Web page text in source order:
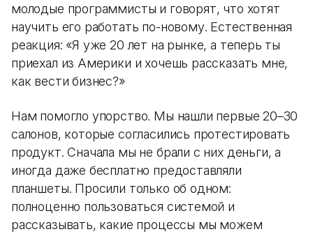
молодые программисты и говорят, что хотят
научить его работать по-новому. Естественная
реакция: «Я уже 20 лет на рынке, а теперь ты
приехал из Америки и хочешь рассказать мне,
как вести бизнес?»
Нам помогло упорство. Мы нашли первые 20–30
салонов, которые согласились протестировать
продукт. Сначала мы не брали с них деньги, а
иногда даже бесплатно предоставляли
планшеты. Просили только об одном:
полноценно пользоваться системой и
рассказывать, какие процессы мы можем